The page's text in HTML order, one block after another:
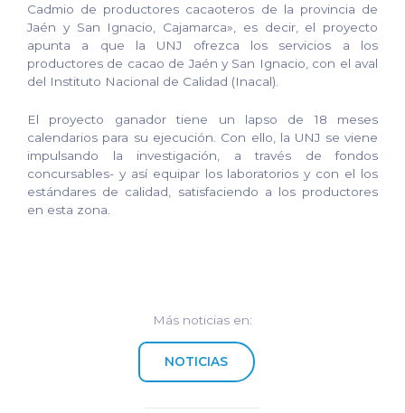
Cadmio de productores cacaoteros de la provincia de
Jaén y San Ignacio, Cajamarca», es decir, el proyecto
apunta a que la UNJ ofrezca los servicios a los
productores de cacao de Jaén y San Ignacio, con el aval
del Instituto Nacional de Calidad (Inacal).
El proyecto ganador tiene un lapso de 18 meses
calendarios para su ejecución. Con ello, la UNJ se viene
impulsando la investigación, a través de fondos
concursables- y así equipar los laboratorios y con el los
estándares de calidad, satisfaciendo a los productores
en esta zona.
Más noticias en:
NOTICIAS